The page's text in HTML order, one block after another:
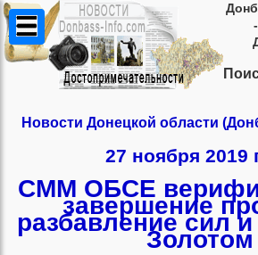
Новости Донецкой области
27 ноября 2019
СММ ОБСЕ
завершение
разбавление сил
Золотом